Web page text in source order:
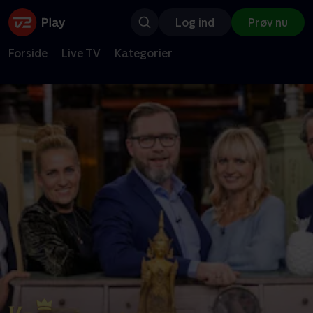
Log ind Prøv nu
Forside Live TV Kategorier